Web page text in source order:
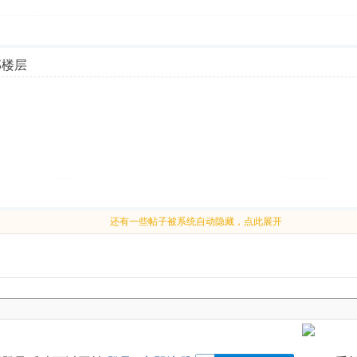
层
还有一些帖子被系统自动隐藏，点此展开